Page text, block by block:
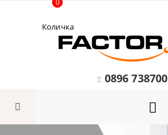
Количка
0
0896 738700